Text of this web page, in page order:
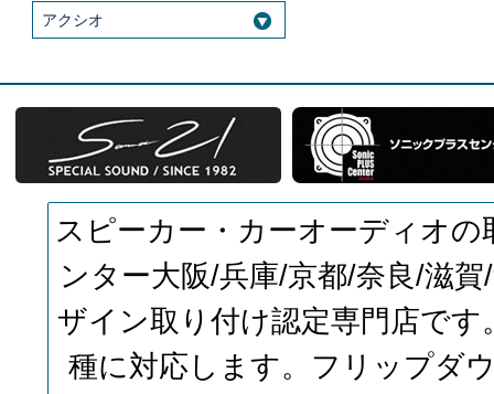
アクシオ
スピーカー・カーオーディオ
ンター大阪/兵庫/京都/奈良/滋
ザイン取り付け認定専門店で
種に対応します。フリップダ